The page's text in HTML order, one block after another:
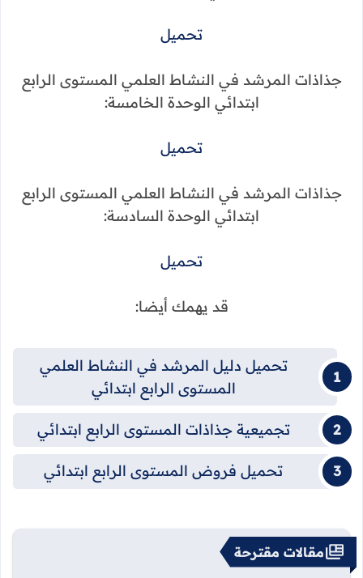
تحميل
جذاذات المرشد في النشاط العلمي المستوى الرابع
ابتدائي الوحدة الخامسة:
تحميل
جذاذات المرشد في النشاط العلمي المستوى الرابع
ابتدائي الوحدة السادسة:
تحميل
قد يهمك أيضا:
تحميل دليل المرشد في النشاط العلمي
المستوى الرابع ابتدائي
تجميعية جذاذات المستوى الرابع ابتدائي
تحميل فروض المستوى الرابع ابتدائي
مقالات مقترحة